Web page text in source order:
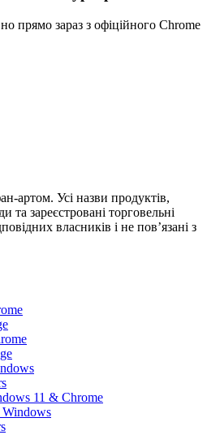
прямо зараз з офіційного Chrome
артом. Усі назви продуктів,
та зареєстровані торговельні
власників і не пов’язані з
11 & Chrome